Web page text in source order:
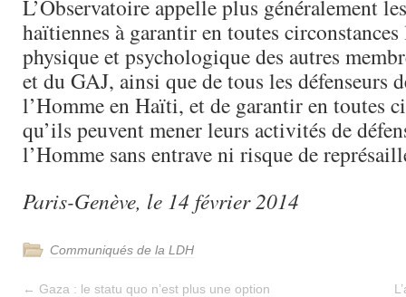
L’Observatoire appelle plus généralement
haïtiennes à garantir en toutes
physique et psychologique des autres
et du GAJ, ainsi que de tous les défenseurs
l’Homme en Haïti, et de garantir en toutes
qu’ils peuvent mener leurs activités de
l’Homme sans entrave ni risque de
Paris-Genève, le 14 février 2014
Communiqués de la LDH
← Gaza : le statu quo n’est plus une option